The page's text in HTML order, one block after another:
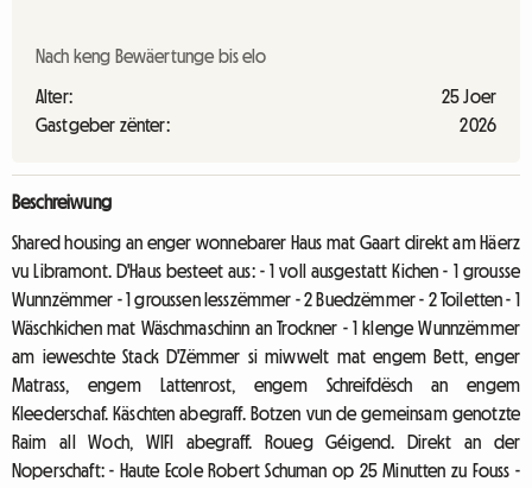
Nach keng Bewäertunge bis elo
Alter:
25 Joer
Gastgeber zënter:
2026
Beschreiwung
Shared housing an enger wonnebarer Haus mat Gaart direkt am Häerz
vu Libramont. D'Haus besteet aus: - 1 voll ausgestatt Kichen - 1 grousse
Wunnzëmmer - 1 groussen Iesszëmmer - 2 Buedzëmmer - 2 Toiletten - 1
Wäschkichen mat Wäschmaschinn an Trockner - 1 klenge Wunnzëmmer
am ieweschte Stack D'Zëmmer si miwwelt mat engem Bett, enger
Matrass, engem Lattenrost, engem Schreifdësch an engem
Kleederschaf. Käschten abegraff. Botzen vun de gemeinsam genotzte
Raim all Woch, WIFI abegraff. Roueg Géigend. Direkt an der
Noperschaft: - Haute Ecole Robert Schuman op 25 Minutten zu Fouss -